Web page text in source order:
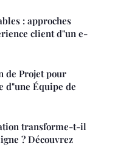
: approches
client d"un e-
de Projet pour
d"une Équipe de
transforme-t-il
? Découvrez